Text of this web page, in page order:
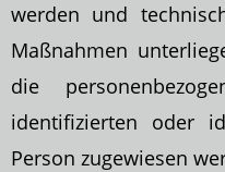
werden und
Maßnahmen
die
identifizierten oder
Person zugewiesen